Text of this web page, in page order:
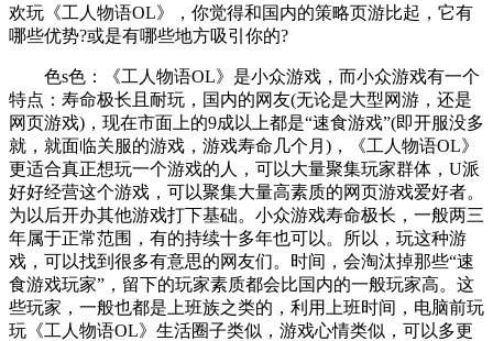
欢玩《工人物语OL》，你觉得和国内的策略页游比起，它有
哪些优势?或是有哪些地方吸引你的?
色s色：《工人物语OL》是小众游戏，而小众游戏有一个
特点：寿命极长且耐玩，国内的网友(无论是大型网游，还是
网页游戏)，现在市面上的9成以上都是“速食游戏”(即开服没多
就，就面临关服的游戏，游戏寿命几个月)，《工人物语OL》
更适合真正想玩一个游戏的人，可以大量聚集玩家群体，U派
好好经营这个游戏，可以聚集大量高素质的网页游戏爱好者。
为以后开办其他游戏打下基础。小众游戏寿命极长，一般两三
年属于正常范围，有的持续十多年也可以。所以，玩这种游
戏，可以找到很多有意思的网友们。时间，会淘汰掉那些“速
食游戏玩家”，留下的玩家素质都会比国内的一般玩家高。这
些玩家，一般也都是上班族之类的，利用上班时间，电脑前玩
玩《工人物语OL》生活圈子类似，游戏心情类似，可以多更